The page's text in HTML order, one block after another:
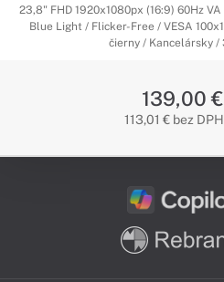
23,8" FHD 1920x1080px (16:9) 60Hz
Blue Light / Flicker-Free / VESA
čierny / Kancelársky /
139,00 €
113,01 € bez DPH